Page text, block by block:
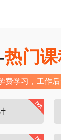
热门
费学习，工作